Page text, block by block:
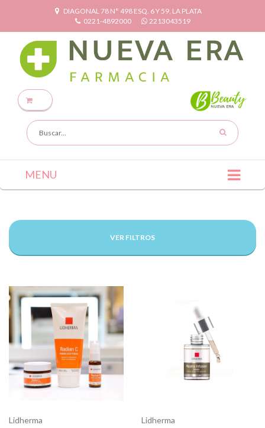
DIAGONAL 78 N° 498 ESQ. 6 Y 59, LA PLATA
0221-4892000
2213043519
MENU
VER FILTROS
Lidherma
Lidherma